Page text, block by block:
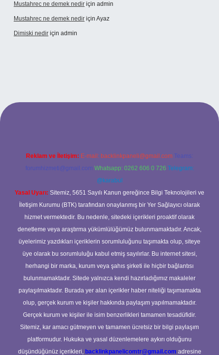
Mustahrec ne demek nedir için admin
Mustahrec ne demek nedir için Ayaz
Dimiski nedir için admin
adresi
Reklam ve İletişim: E-mail: backlinkpaneli@gmail.com Teams:
forumhizmeti@gmail.com Whatsapp: 0262 606 0 726 Telegram:
@karabul
Yasal Uyarı: Sitemiz, 5651 Sayılı Kanun gereğince Bilgi Teknolojileri ve
İletişim Kurumu (BTK) tarafından onaylanmış bir Yer Sağlayıcı olarak
hizmet vermektedir. Bu nedenle, sitedeki içerikleri proaktif olarak
denetleme veya araştırma yükümlülüğümüz bulunmamaktadır. Ancak,
üyelerimiz yazdıkları içeriklerin sorumluluğunu taşımakta olup, siteye
üye olarak bu sorumluluğu kabul etmiş sayılırlar. Bu internet sitesi,
herhangi bir marka, kurum veya şahıs şirketi ile hiçbir bağlantısı
bulunmamaktadır. Sitede yalnızca kendi hazırladığımız makaleler
paylaşılmaktadır. Burada yer alan içerikler haber niteliği taşımamakta
olup, gerçek kurum ve kişiler hakkında paylaşım yapılmamaktadır.
Gerçek kurum ve kişiler ile isim benzerlikleri tamamen tesadüfidir.
Sitemiz, kar amacı gütmeyen ve tamamen ücretsiz bir bilgi paylaşım
platformudur. Hukuka ve yasal düzenlemelere aykırı olduğunu
düşündüğünüz içerikleri, backlinkpanelicomtr@gmail.com adresine